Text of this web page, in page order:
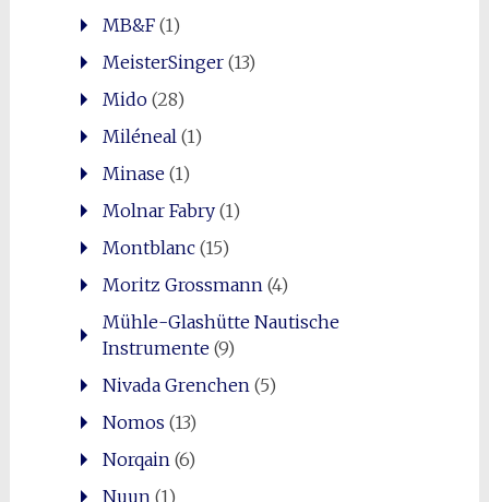
MB&F(1)
MeisterSinger(13)
Mido(28)
Miléneal(1)
Minase(1)
Molnar Fabry(1)
Montblanc(15)
Moritz Grossmann(4)
Mühle-Glashütte Nautische
Instrumente(9)
Nivada Grenchen(5)
Nomos (13)
Norqain(6)
Nuun (1)